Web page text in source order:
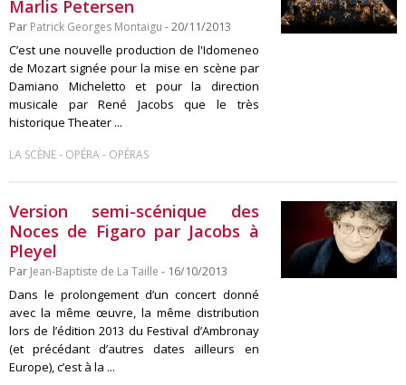
Marlis Petersen
Par Patrick Georges Montaigu - 20/11/2013
C’est une nouvelle production de l'Idomeneo
de Mozart signée pour la mise en scène par
Damiano Micheletto et pour la direction
musicale par René Jacobs que le très
historique Theater ...
LA SCÈNE- OPÉRA- OPÉRAS
Version semi-scénique des
Noces de Figaro par Jacobs à
Pleyel
Par Jean-Baptiste de La Taille - 16/10/2013
Dans le prolongement d’un concert donné
avec la même œuvre, la même distribution
lors de l’édition 2013 du Festival d’Ambronay
(et précédant d’autres dates ailleurs en
Europe), c’est à la ...